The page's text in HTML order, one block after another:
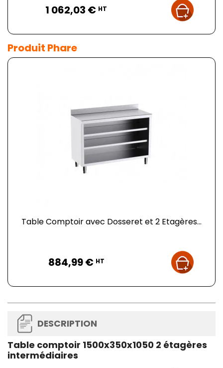
1 062,03 € HT
Produit Phare
Table Comptoir avec Dosseret et 2 Etagères...
884,99 € HT
DESCRIPTION
Table comptoir 1500x350x1050 2 étagères
intermédiaires